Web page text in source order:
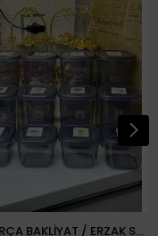
12 PARÇA BAKLİYAT / ERZAK SETİ